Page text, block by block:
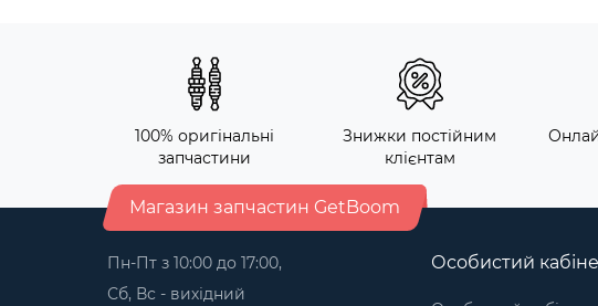
100% оригінальні
запчастини
Знижки постійним
клієнтам
Магазин запчастин GetBoom
Пн-Пт з 10:00 до 17:00,
Сб, Вс - вихідний
Особистий